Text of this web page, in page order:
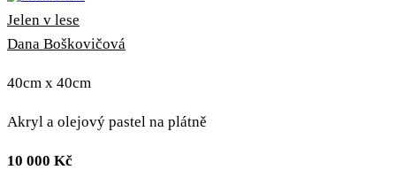
Jelen v lese
Dana Boškovičová
40cm x 40cm
Akryl a olejový pastel na plátně
10 000 Kč